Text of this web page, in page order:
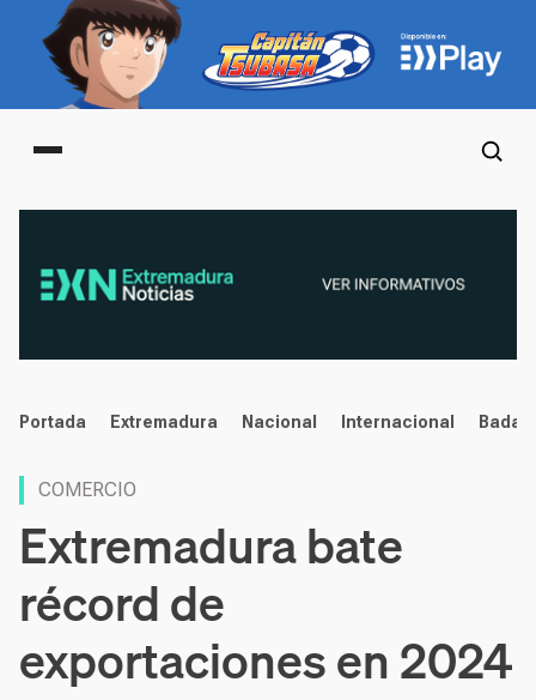
Main menu
noticias
Portada Extremadura Nacional Internacional
COMERCIO
Extremadura bate
récord de
exportaciones en 2024